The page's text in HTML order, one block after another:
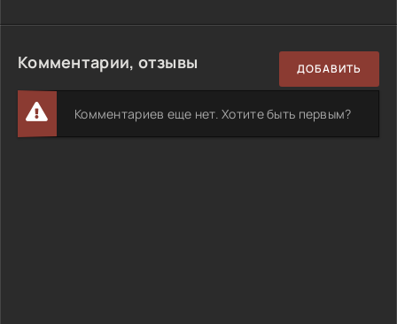
Комментарии, отзывы ДОБАВИТЬ
Комментариев еще нет. Хотите быть первым?